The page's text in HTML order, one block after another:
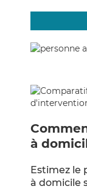
à
Estimez le
à domicile